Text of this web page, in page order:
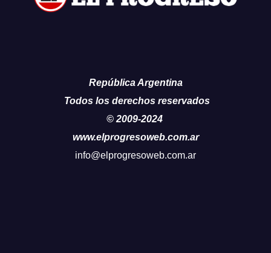
República Argentina
Todos los derechos reservados
© 2009-2024
www.elprogresoweb.com.ar
info@elprogresoweb.com.ar